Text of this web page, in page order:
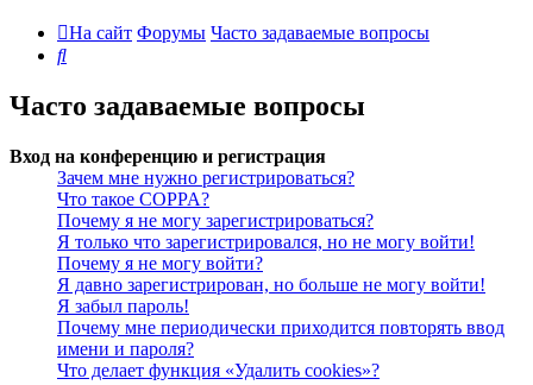
На сайт Форумы Часто задаваемые вопросы
Поиск
Часто задаваемые вопросы
Вход на конференцию и регистрация
Зачем мне нужно регистрироваться?
Что такое COPPA?
Почему я не могу зарегистрироваться?
Я только что зарегистрировался, но не могу войти!
Почему я не могу войти?
Я давно зарегистрирован, но больше не могу войти!
Я забыл пароль!
Почему мне периодически приходится повторять ввод
имени и пароля?
Что делает функция «Удалить cookies»?